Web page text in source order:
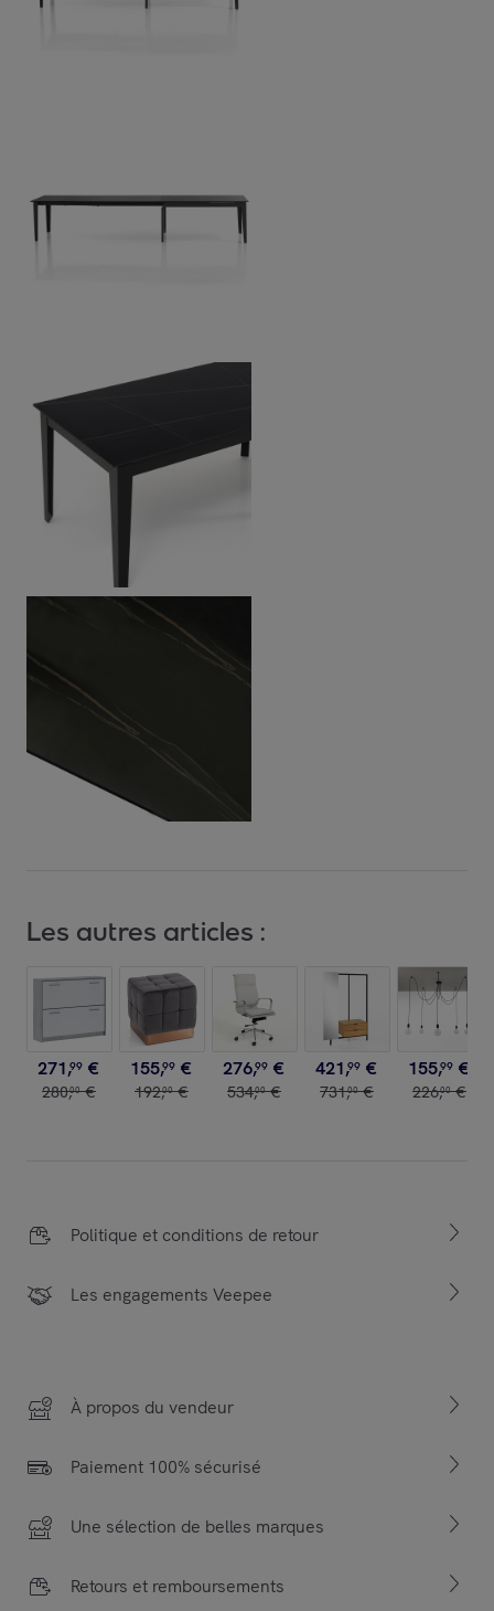
Les autres articles :
271,99 €
280,00 €
155,99 €
192,00 €
276,99 €
534,00 €
421,99 €
731,00 €
155,99 €
226,00 €
Politique et conditions de retour
Les engagements Veepee
À propos du vendeur
Paiement 100% sécurisé
Une sélection de belles marques
Retours et remboursements